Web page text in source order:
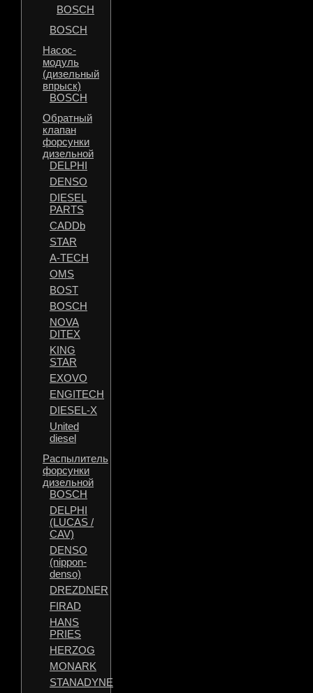
BOSCH
BOSCH
Насос-
модуль
(дизельный
впрыск)
BOSCH
Обратный
клапан
форсунки
дизельной
DELPHI
DENSO
DIESEL
PARTS
CADDb
STAR
A-TECH
OMS
BOST
BOSCH
NOVA
DITEX
KING
STAR
EXOVO
ENGITECH
DIESEL-X
United
diesel
Распылитель
форсунки
дизельной
BOSCH
DELPHI
(LUCAS /
CAV)
DENSO
(nippon-
denso)
DREZDNER
FIRAD
HANS
PRIES
HERZOG
MONARK
STANADYNE